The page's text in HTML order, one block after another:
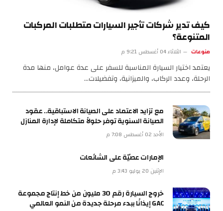
كيف تدير شركات تأجير السيارات متطلبات المركبات
المتنوعة؟
منوعات الثلاثاء 04 أغسطس 9:21 م
يعتمد اختيار السيارة المناسبة للسفر على عدة عوامل، منها مدة
الرحلة، وعدد الركاب، والميزانية، وتفضيلات…
مع تزايد الاعتماد على الصيانة الاستباقية.. عقود
الصيانة السنوية توفر حلولاً متكاملة لإدارة المنازل
الأحد 02 أغسطس 7:08 م
الإمارات عصيّة على الشائعات
الإثنين 20 يوليو 3:43 م
خروج السيارة رقم 30 مليون من خط إنتاج مجموعة
GAC إيذانًا ببدء مرحلة جديدة من النمو العالمي